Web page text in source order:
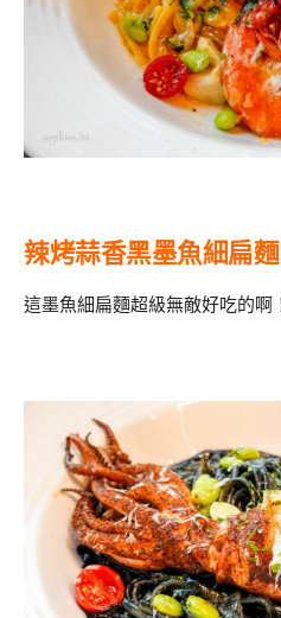
辣烤蒜香黑墨魚細扁
這墨魚細扁麵超級無敵好吃的啊